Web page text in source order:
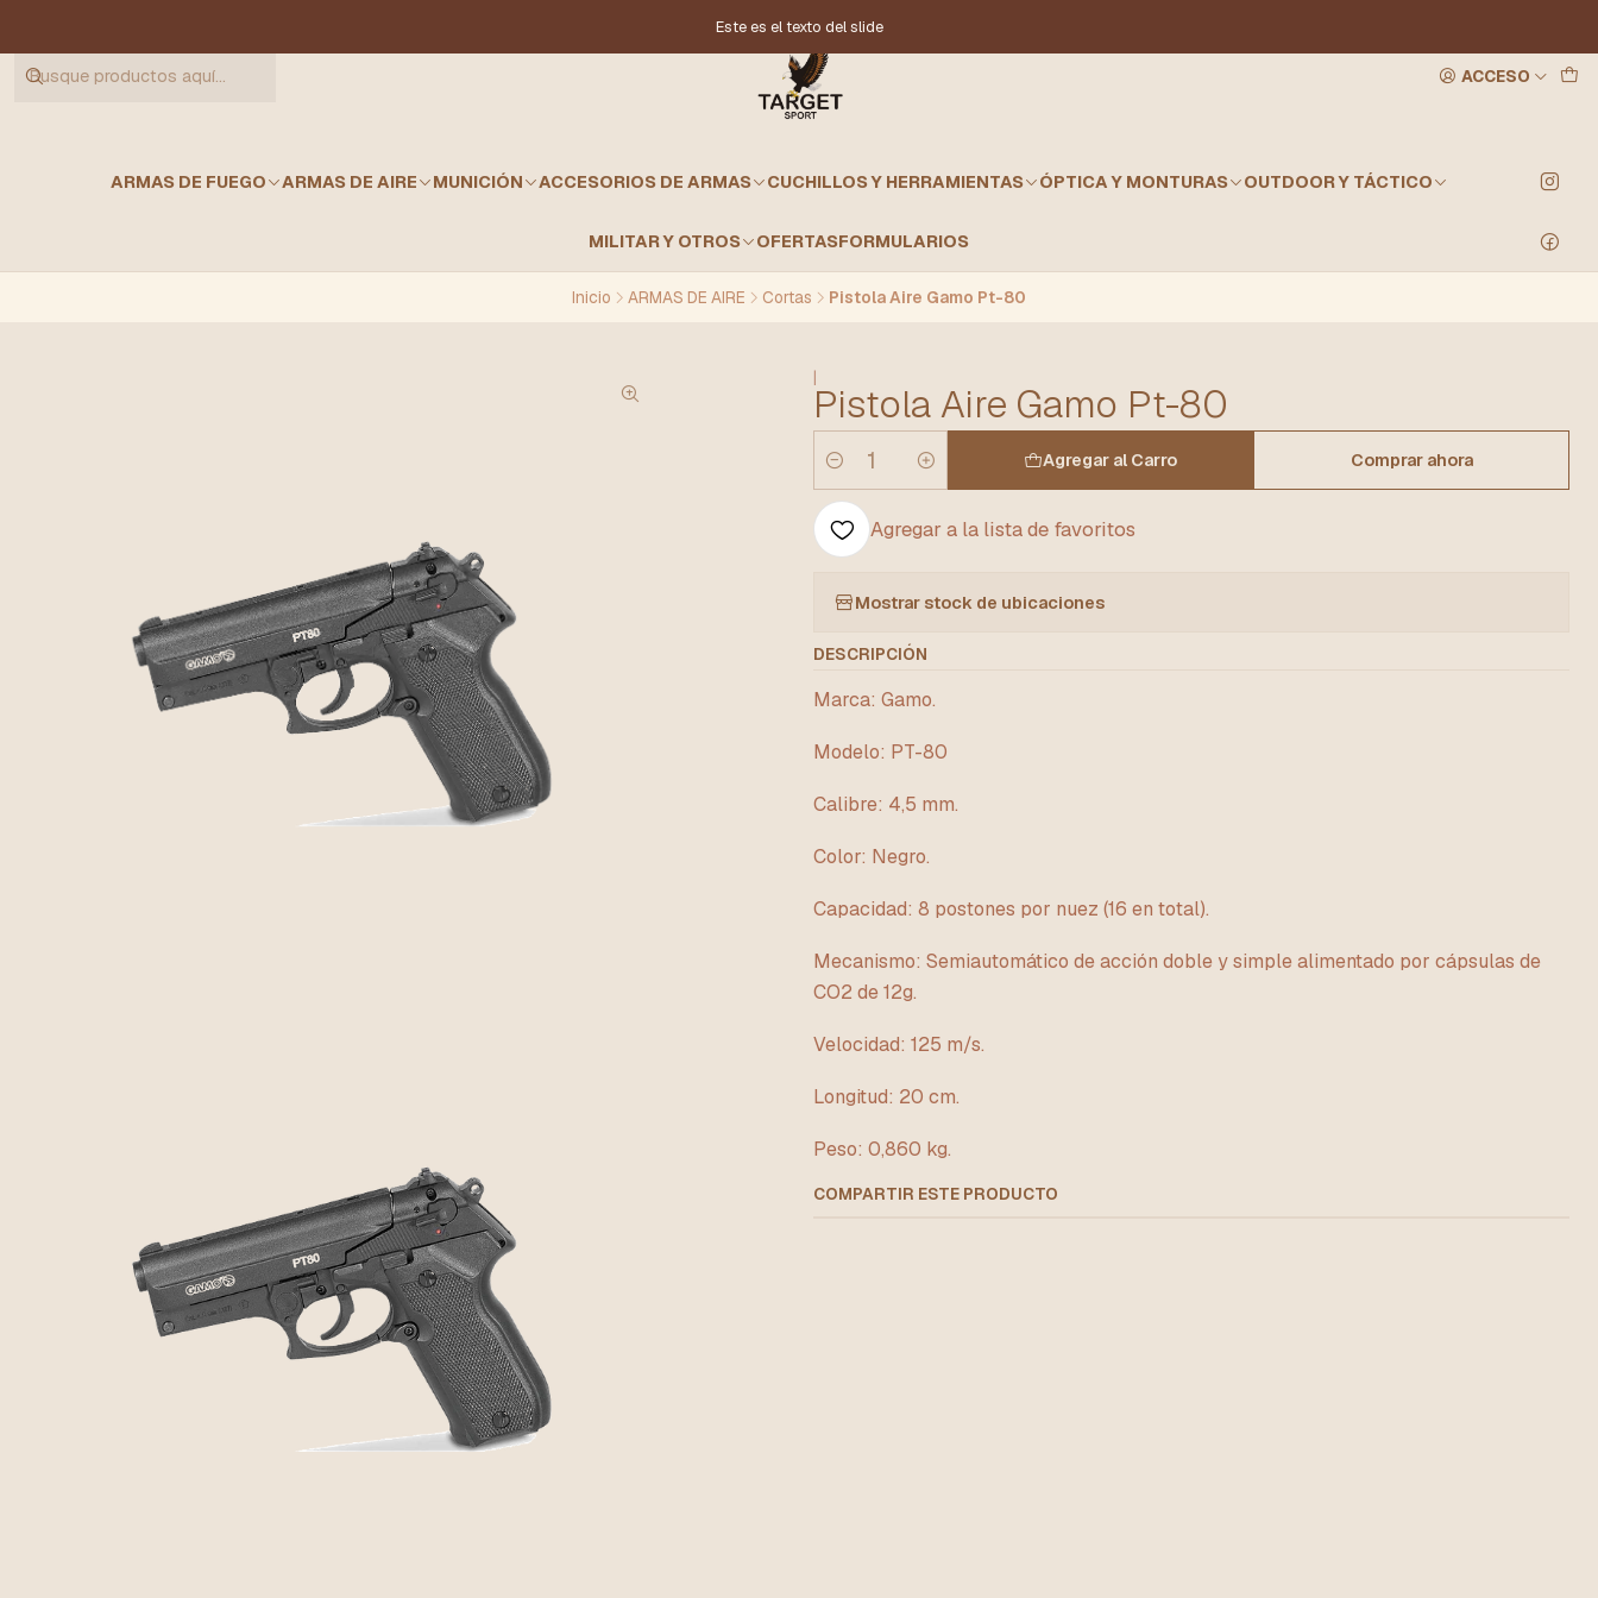
ACCESO
ARMAS DE FUEGO ARMAS DE AIRE MUNICIÓN ACCESORIOS DE ARMAS CUCHILLOS Y HERRAMIENTAS ÓPTICA Y MONTURAS OUTDOOR Y TÁCTICO
MILITAR Y OTROS OFERTASFORMULARIOS
Este es el texto del slide
Inicio ARMAS DE AIRE Cortas Pistola Aire Gamo Pt-80
|
Pistola Aire Gamo Pt-80
Cantidad
Agregar al Carro Comprar ahora
Agregar a la lista de favoritos
Mostrar stock de ubicaciones
DESCRIPCIÓN
Marca: Gamo.
Modelo: PT-80
Calibre: 4,5 mm.
Color: Negro.
Capacidad: 8 postones por nuez (16 en total).
Mecanismo: Semiautomático de acción doble y simple alimentado por cápsulas de
CO2 de 12g.
Velocidad: 125 m/s.
Longitud: 20 cm.
Peso: 0,860 kg.
COMPARTIR ESTE PRODUCTO